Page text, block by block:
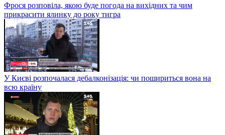
Фрося розповіла, якою буде погода на вихідних та чим
прикрасити ялинку до року тигра
У Києві розпочалася дебалконізація: чи пошириться вона на
всю країну